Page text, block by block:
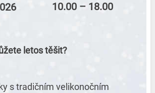
10.00 – 18.00
letos těšit?
s tradičním velikonočním